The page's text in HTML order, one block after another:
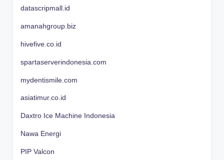
datascripmall.id
amanahgroup.biz
hivefive.co.id
spartaserverindonesia.com
mydentismile.com
asiatimur.co.id
Daxtro Ice Machine Indonesia
Nawa Energi
PIP Valcon